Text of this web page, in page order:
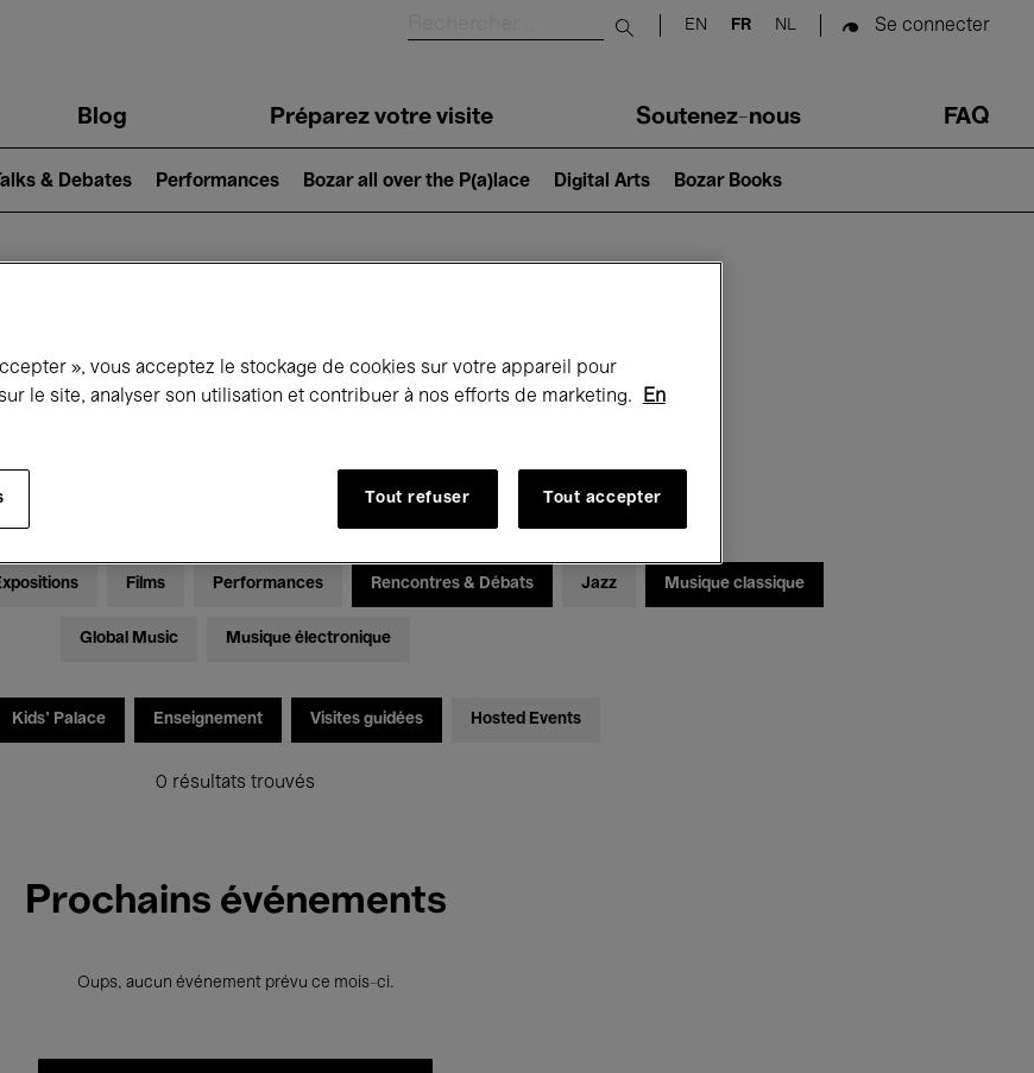
Submit search
EN FR NL Se connecter
Blog Préparez votre visite Soutenez-nous FAQ
Talks & Debates Performances Bozar all over the P(a)lace Digital Arts Bozar Books
se passe à Bozar
Films Performances Rencontres & Débats Jazz Musique classique
Global Music Musique électronique
Kids’ Palace Enseignement Visites guidées Hosted Events
0 résultats trouvés
Prochains événements
Oups, aucun événement prévu ce mois-ci.
», vous acceptez le stockage de cookies sur votre appareil pour
le site, analyser son utilisation et contribuer à nos efforts de marketing.
En
Tout refuser Tout accepter